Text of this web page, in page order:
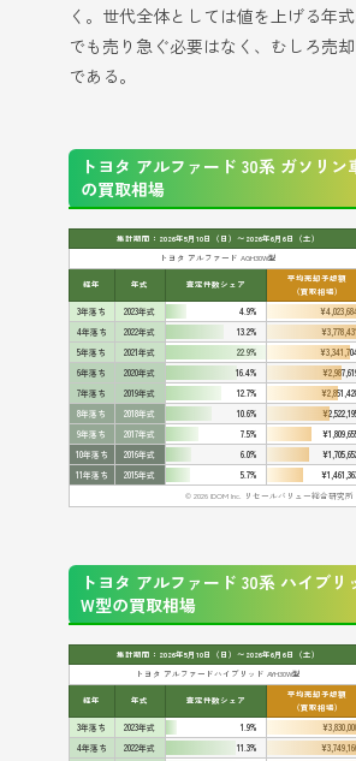
く。世代全体としては値を上げる年
でも売り急ぐ必要はなく、むしろ売
である。
トヨタ アルファード 30系 ガソリン
の買取相場
集計期間：2026年5月10日（日）〜2026年6月6日（土）
トヨタ アルファード AGH30W型
経年 年式 査定件数シェア
平均売却予想額
（買取相場）
3年落ち 2023年式 4.9%
4年落ち
2022年式 13.2% ¥3,778,431
5年落ち
2021年式 22.9%
6年落ち
2020年式 16.4%
7年落ち
2019年式 12.7%
8年落ち
2018年式 10.6%
9年落ち
2017年式 7.5%
10年落ち
2016年式 6.0%
11年落ち
2015年式 5.7%
© 2026 IDOM Inc. リセールバリュー総合研究所
トヨタ アルファード 30系 ハイブリ
W型の買取相場
集計期間：2026年5月10日（日）〜2026年6月6日（土）
トヨタ アルファードハイブリッド AYH30W型
経年 年式 査定件数シェア
平均売却予想額
（買取相場）
3年落ち 2023年式 1.9%
4年落ち
2022年式 11.3%